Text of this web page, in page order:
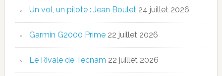
Un vol, un pilote : Jean Boulet 24 juillet 2026
Garmin G2000 Prime 22 juillet 2026
Le Rivale de Tecnam 22 juillet 2026